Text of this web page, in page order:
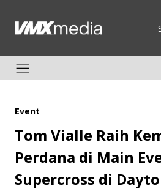
Event
Tom Vialle Raih
Perdana di Main
Supercross di